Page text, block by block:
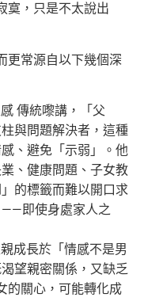
寞，只是不太說出
更常源自以下幾個深
傳統嚟講，「父
與問題解決者，這種
、避免「示弱」。他
、健康問題、子女教
的標籤而難以開口求
——即使身處家人之
成長於「情感不是男
望親密關係，又缺乏
的關心，可能轉化成